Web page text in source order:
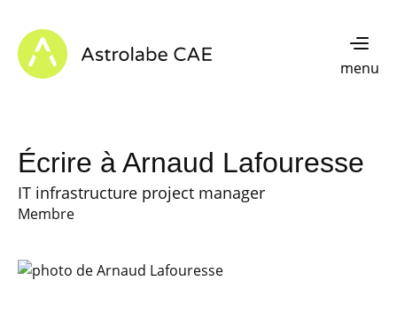
Astrolabe CAE - Home
menu
Écrire à Arnaud Lafouresse
IT infrastructure project manager
Membre